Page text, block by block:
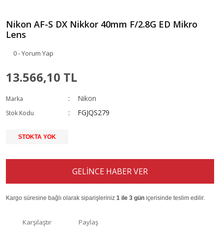
Nikon AF-S DX Nikkor 40mm F/2.8G ED Mikro
Lens
0 - Yorum Yap
13.566,10 TL
Marka Nikon
Stok Kodu FGJQS279
STOKTA YOK
GELİNCE HABER VER
Kargo süresine bağlı olarak siparişleriniz 1 ile 3 gün içerisinde teslim edilir.
Karşılaştır Paylaş